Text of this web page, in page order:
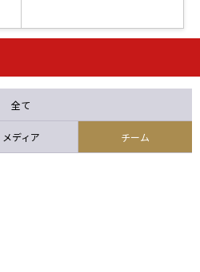
石人の星
全て
メディア チーム